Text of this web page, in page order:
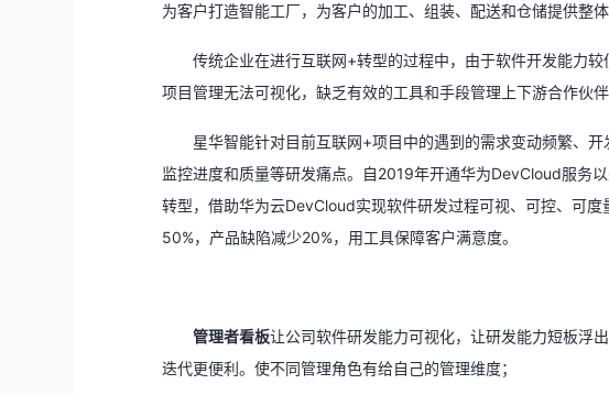
为客户打造智能工厂，为客户的加工、组装、配送和仓储提供整
传统企业在进行互联网+转型的过程中，由于软件开发能力
项目管理无法可视化，缺乏有效的工具和手段管理上下游合作伙
星华智能针对目前互联网+项目中的遇到的需求变动频繁、
监控进度和质量等研发痛点。自2019年开通华为DevCloud服务
转型，借助华为云DevCloud实现软件研发过程可视、可控、可
50%，产品缺陷减少20%，用工具保障客户满意度。
管理者看板让公司软件研发能力可视化，让研发能力短板浮
迭代更便利。使不同管理角色有给自己的管理维度；